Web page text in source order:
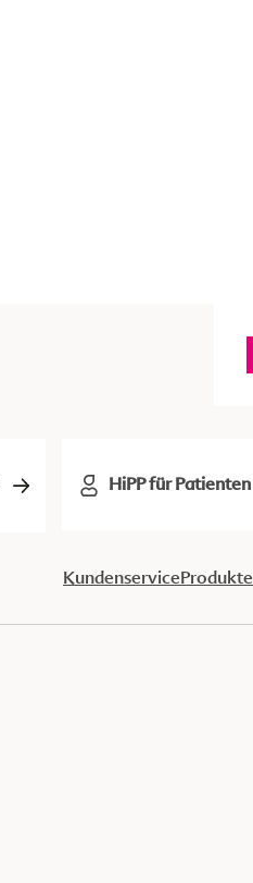
HiPP für Patienten
KundenserviceProdukte